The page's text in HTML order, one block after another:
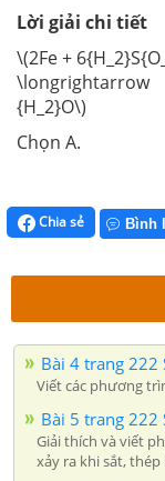
Lời giải chi tiết
\(2Fe +
\longrightarrow
{H_2}O\)
Chọn A.
Chia sẻ Bình
Bài 4 trang 222
Viết các phương
Bài 5 trang 222
Giải thích và viết
xảy ra khi sắt,